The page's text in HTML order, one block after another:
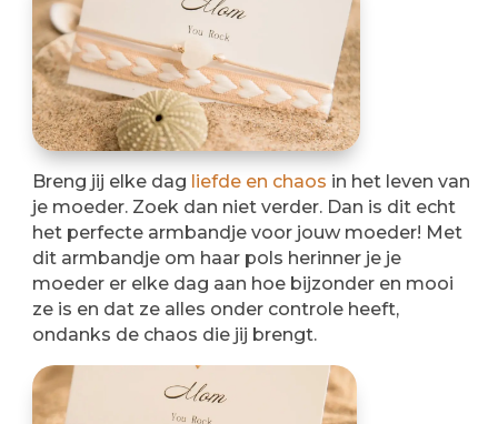
Breng jij elke dag liefde en chaos in het leven van
je moeder. Zoek dan niet verder. Dan is dit echt
het perfecte armbandje voor jouw moeder! Met
dit armbandje om haar pols herinner je je
moeder er elke dag aan hoe bijzonder en mooi
ze is en dat ze alles onder controle heeft,
ondanks de chaos die jij brengt.